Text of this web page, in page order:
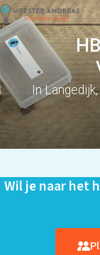
In
Wil je naar het